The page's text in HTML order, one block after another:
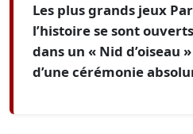
Les plus grands jeux
l’histoire se sont
dans un « Nid d’oiseau
d’une cérémonie